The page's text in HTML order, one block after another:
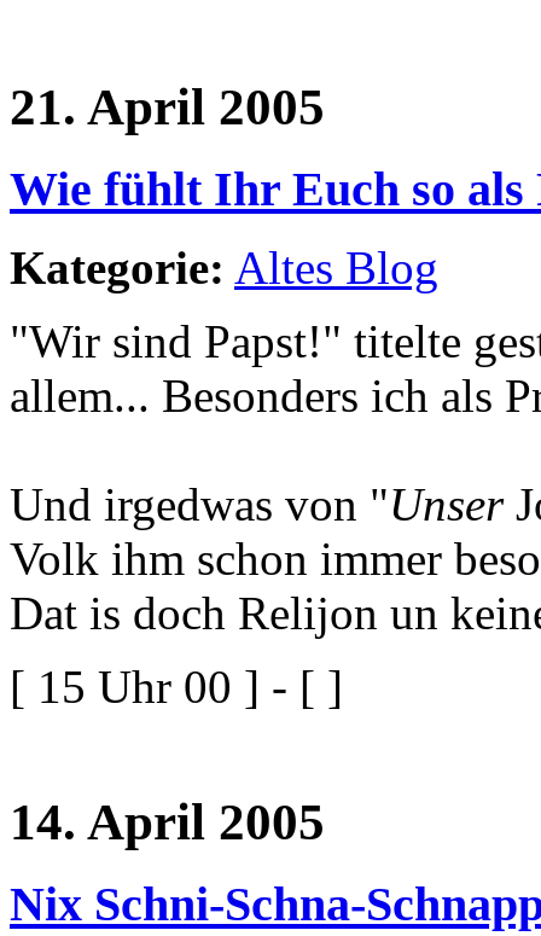
21. April 2005
Wie fühlt Ihr Euch so als
Kategorie: Altes Blog
"Wir sind Papst!" titelte
allem... Besonders ich als
Und irgedwas von "Unser
Volk ihm schon immer
Dat is doch Relijon un
[ 15 Uhr 00 ] - [ ]
14. April 2005
Nix Schni-Schna-